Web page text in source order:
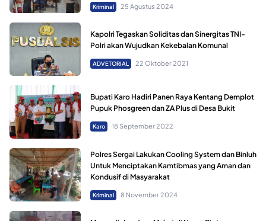
Kriminal 25 Agustus 2024
Kapolri Tegaskan Soliditas dan Sinergitas TNI-
Polri akan Wujudkan Kekebalan Komunal
ADVETORIAL 22 Oktober 2021
Bupati Karo Hadiri Panen Raya Kentang Demplot
Pupuk Phosgreen dan ZA Plus di Desa Bukit
Karo 18 September 2022
Polres Sergai Lakukan Cooling System dan Binluh
Untuk Menciptakan Kamtibmas yang Aman dan
Kondusif di Masyarakat
Kriminal 8 November 2024